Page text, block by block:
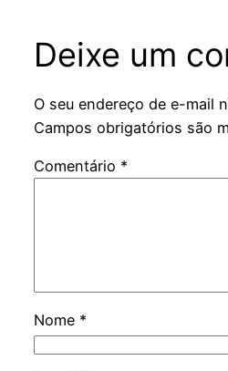
Deixe um
O seu endereço de e-mail
Campos obrigatórios são
Comentário *
Nome *